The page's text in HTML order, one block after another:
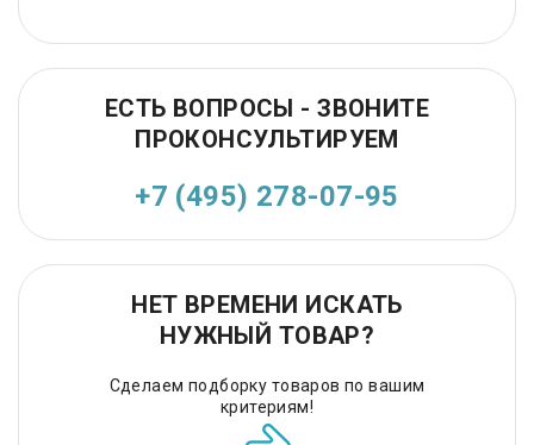
ЕСТЬ ВОПРОСЫ - ЗВОНИТЕ
ПРОКОНСУЛЬТИРУЕМ
+7 (495) 278-07-95
НЕТ ВРЕМЕНИ ИСКАТЬ
НУЖНЫЙ ТОВАР?
Сделаем подборку товаров по вашим
критериям!